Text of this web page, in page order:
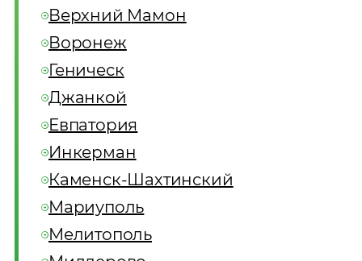
Верхний Мамон
Воронеж
Геническ
Джанкой
Евпатория
Инкерман
Каменск-Шахтинский
Мариуполь
Мелитополь